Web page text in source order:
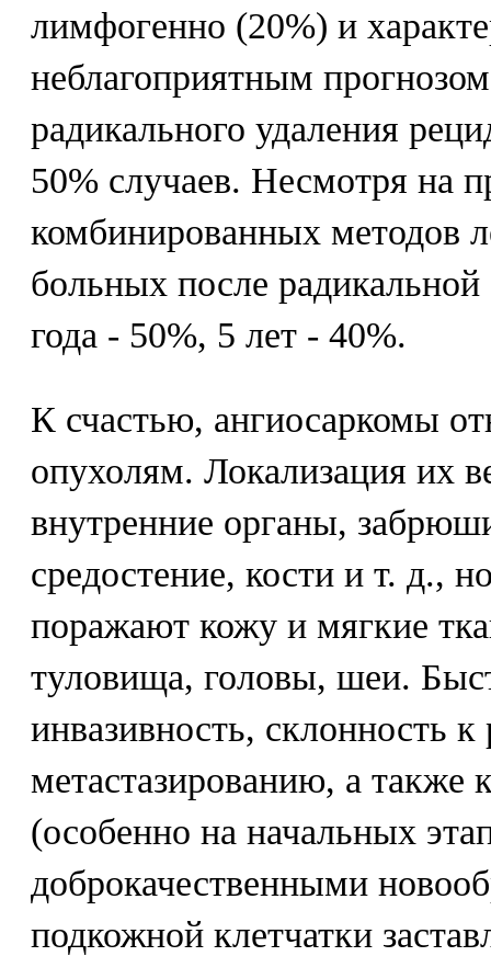
лимфогенно (20%) и
неблагоприятным
радикального удаления
50% случаев. Несмотря на
комбинированных методов
больных после радикальной
года - 50%, 5 лет - 40%.
К счастью, ангиосаркомы
опухолям. Локализация их
внутренние органы,
средостение, кости и т. д.,
поражают кожу и мягкие
туловища, головы, шеи.
инвазивность, склонность
метастазированию, а также
(особенно на начальных
доброкачественными
подкожной клетчатки